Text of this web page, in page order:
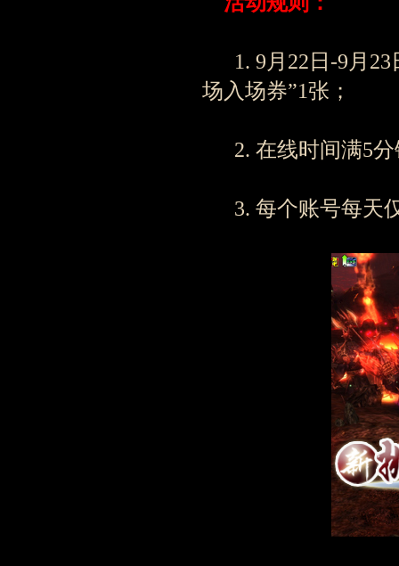
1. 9月22日-9月23
场入场券”1张；
2. 在线时间满5分
3. 每个账号每天